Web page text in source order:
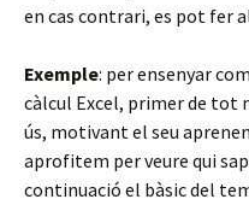
en cas contrari, es pot fer
Exemple: per ensenyar
càlcul Excel, primer de tot
ús, motivant el seu
aprofitem per veure qui
continuació el bàsic del